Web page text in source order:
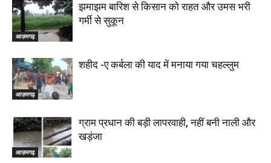
आज़मगढ़
झमाझम बारिश से किसान को राहत और उमस भरी
गर्मी से सुकून
आज़मगढ़
शहीद -ए कर्बला की याद में मनाया गया चहल्लुम
आज़मगढ़
ग्राम प्रधान की बड़ी लापरवाही, नहीं बनी नाली और
खड़ंजा